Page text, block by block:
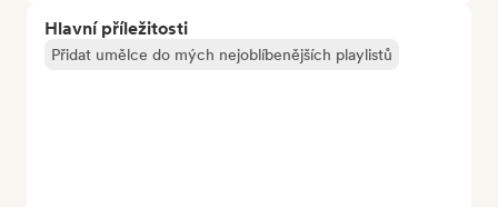
Hlavní příležitosti
Přidat umělce do mých nejoblíbenějších playlistů